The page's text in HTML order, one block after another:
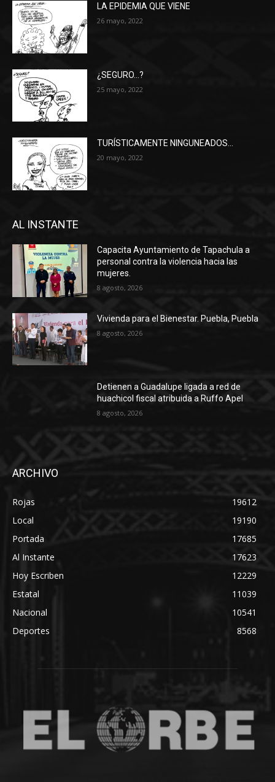
LA EPIDEMIA QUE VIENE
26 mayo, 2022
¿SEGURO…?
25 mayo, 2022
TURÍSTICAMENTE NINGUNEADOS…
20 mayo, 2022
AL INSTANTE
Capacita Ayuntamiento de Tapachula a
personal contra la violencia hacia las
mujeres.
8 agosto, 2026
Vivienda para el Bienestar. Puebla, Puebla
8 agosto, 2026
Detienen a Guadalupe ligada a red de
huachicol fiscal atribuida a Ruffo Apel
8 agosto, 2026
ARCHIVO
Rojas
19612
Local
19190
Portada
17685
Al Instante
17623
Hoy Escriben
12229
Estatal
11039
Nacional
10541
Deportes
8568